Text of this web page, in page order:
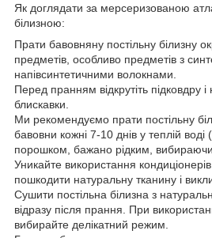
Як доглядати за мерсеризованою
білизною:
Прати бавовняну постільну білизну
предметів, особливо предметів з
напівсинтетичними волокнами.
Перед пранням відкрутіть підковдру і
блискавки.
Ми рекомендуємо прати постільну
бавовни кожні 7-10 днів у теплій
порошком, бажано рідким,
Уникайте використання
пошкодити натуральну тканину і
Сушити постільна білизна з
відразу після прання. При
вибирайте делікатний режим.